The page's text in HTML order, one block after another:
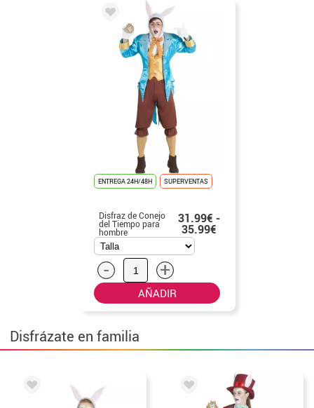
ENTREGA 24H/48H SUPERVENTAS
Disfraz de Conejo
del Tiempo para
hombre
31.99€ -
35.99€
- +
AÑADIR
Disfrázate en familia